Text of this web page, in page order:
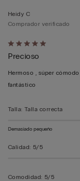
Calificación
de
5
sobre
Heidy C
Comprador verificado
Precioso
Hermoso , súper
fantástico
Talla: Talla correcta
Demasiado pequeño
Calidad: 5/5
Comodidad: 5/5